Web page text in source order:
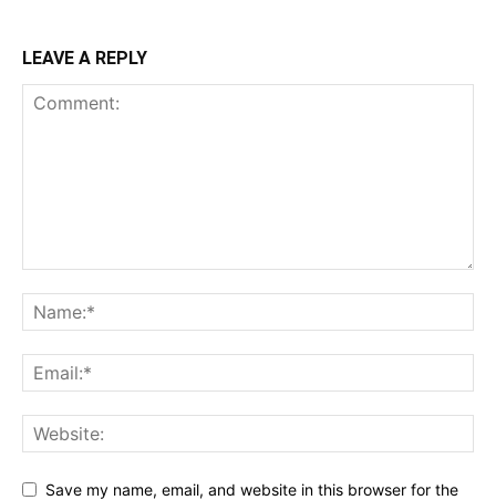
LEAVE A REPLY
Save my name, email, and website in this browser for the